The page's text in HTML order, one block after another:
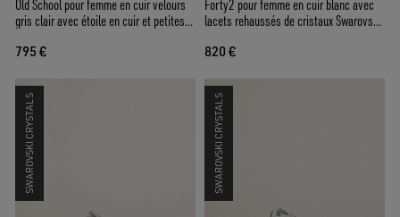
Old School pour femme en cuir velours
gris clair avec étoile en cuir et petites
795 €
Forty2 pour femme en cuir blanc avec
lacets rehaussés de cristaux Swarovski
820 €
SWAROVSKI CRYSTALS SWAROVSKI CRYSTALS